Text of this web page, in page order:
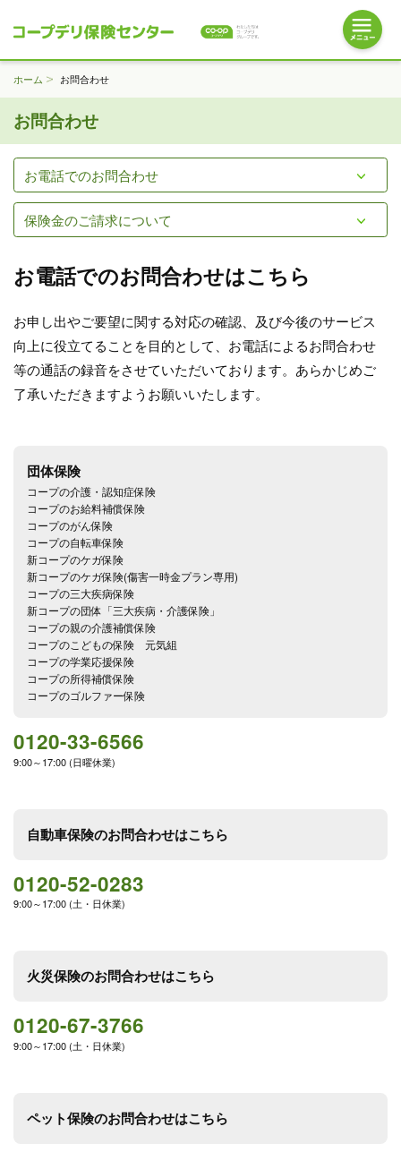
ホーム お問合わせ
お問合わせ
お電話でのお問合わせ
保険金のご請求について
お電話でのお問合わせはこちら
お申し出やご要望に関する対応の確認、及び今後のサービス
向上に役立てることを目的として、お電話によるお問合わせ
等の通話の録音をさせていただいております。あらかじめご
了承いただきますようお願いいたします。
団体保険
コープの介護・認知症保険
コープのお給料補償保険
コープのがん保険
コープの自転車保険
新コープのケガ保険
新コープのケガ保険(傷害一時金プラン専用)
コープの三大疾病保険
新コープの団体「三大疾病・介護保険」
コープの親の介護補償保険
コープのこどもの保険 元気組
コープの学業応援保険
コープの所得補償保険
コープのゴルファー保険
0120-33-6566
9:00～17:00 (日曜休業)
自動車保険のお問合わせはこちら
0120-52-0283
9:00～17:00 (土・日休業)
火災保険のお問合わせはこちら
0120-67-3766
9:00～17:00 (土・日休業)
ペット保険のお問合わせはこちら